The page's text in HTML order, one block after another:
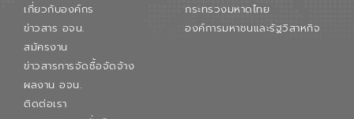
เกี่ยวกับองค์กร
ข่าวสาร อจน.
สมัครงาน
ข่าวสารการจัดซื้อจัดจ้าง
ผลงาน อจน.
ติดต่อเรา
กระทรวงมหาดไทย
องค์การมหาชนและรัฐวิสาหกิจ